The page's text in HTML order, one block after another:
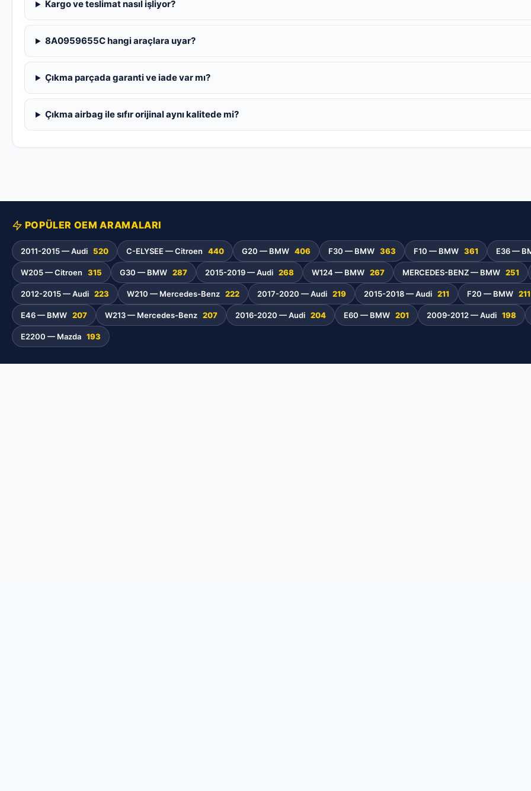
Kargo ve teslimat nasıl işliyor?
8A0959655C hangi araçlara uyar?
Çıkma parçada garanti ve iade var mı?
Çıkma airbag ile sıfır orijinal aynı kalitede mi?
POPÜLER OEM ARAMALARI
2011-2015 — Audi 520 C-ELYSEE — Citroen 440 G20 — BMW 406 F30 — BMW 363 F10 — BMW 361 E36 —
W205 — Citroen 315 G30 — BMW 287 2015-2019 — Audi 268 W124 — BMW 267 MERCEDES-BENZ — BMW 251
2012-2015 — Audi 223 W210 — Mercedes-Benz 222 2017-2020 — Audi 219 2015-2018 — Audi 211 F20 — BMW 211
E46 — BMW 207 W213 — Mercedes-Benz 207 2016-2020 — Audi 204 E60 — BMW 201 2009-2012 — Audi 198
E2200 — Mazda 193